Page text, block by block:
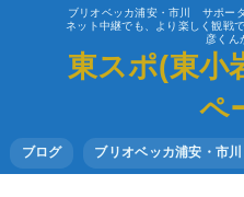
ブリオベッカ浦安・市川 サポー
ネット中継でも、より楽しく観戦
彦くん
東スポ(東小
ペ
ブログ ブリオベッカ浦安・市